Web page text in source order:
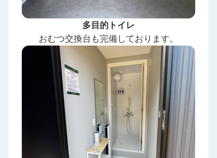
多目的トイレ
おむつ交換台も完備しております。